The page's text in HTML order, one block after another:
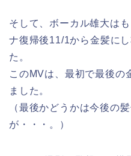
そして、ボーカル雄大は
ナ復帰後11/1から金髪に
た。
このMVは、最初で最後の
ました。
（最後かどうかは今後の
が・・・。）